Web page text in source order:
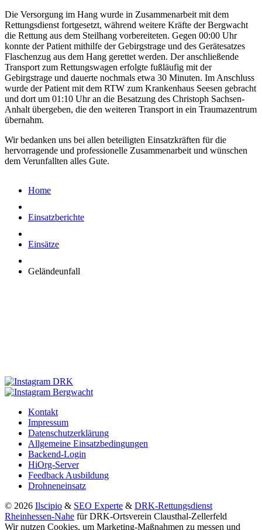
Die Versorgung im Hang wurde in Zusammenarbeit mit dem
Rettungsdienst fortgesetzt, während weitere Kräfte der Bergwacht
die Rettung aus dem Steilhang vorbereiteten. Gegen 00:00 Uhr
konnte der Patient mithilfe der Gebirgstrage und des Gerätesatzes
Flaschenzug aus dem Hang gerettet werden. Der anschließende
Transport zum Rettungswagen erfolgte fußläufig mit der
Gebirgstrage und dauerte nochmals etwa 30 Minuten. Im Anschluss
wurde der Patient mit dem RTW zum Krankenhaus Seesen gebracht
und dort um 01:10 Uhr an die Besatzung des Christoph Sachsen-
Anhalt übergeben, die den weiteren Transport in ein Traumazentrum
übernahm.
Wir bedanken uns bei allen beteiligten Einsatzkräften für die
hervorragende und professionelle Zusammenarbeit und wünschen
dem Verunfallten alles Gute.
Home
Einsatzberichte
Einsätze
Geländeunfall
Kontakt
Impressum
Datenschutzerklärung
Allgemeine Einsatzbedingungen
Backend-Login
HiOrg-Server
Feedback Ausbildung
Drohneneinsatz
© 2026 Ilscipio & SEO Experte & DRK-Rettungsdienst
Rheinhessen-Nahe für DRK-Ortsverein Clausthal-Zellerfeld
Wir nutzen Cookies, um Marketing-Maßnahmen zu messen und